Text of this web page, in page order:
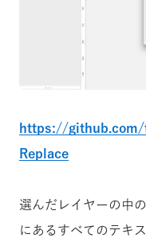
https://
Replace
選んだレイヤーの中
にあるすべてのテキ